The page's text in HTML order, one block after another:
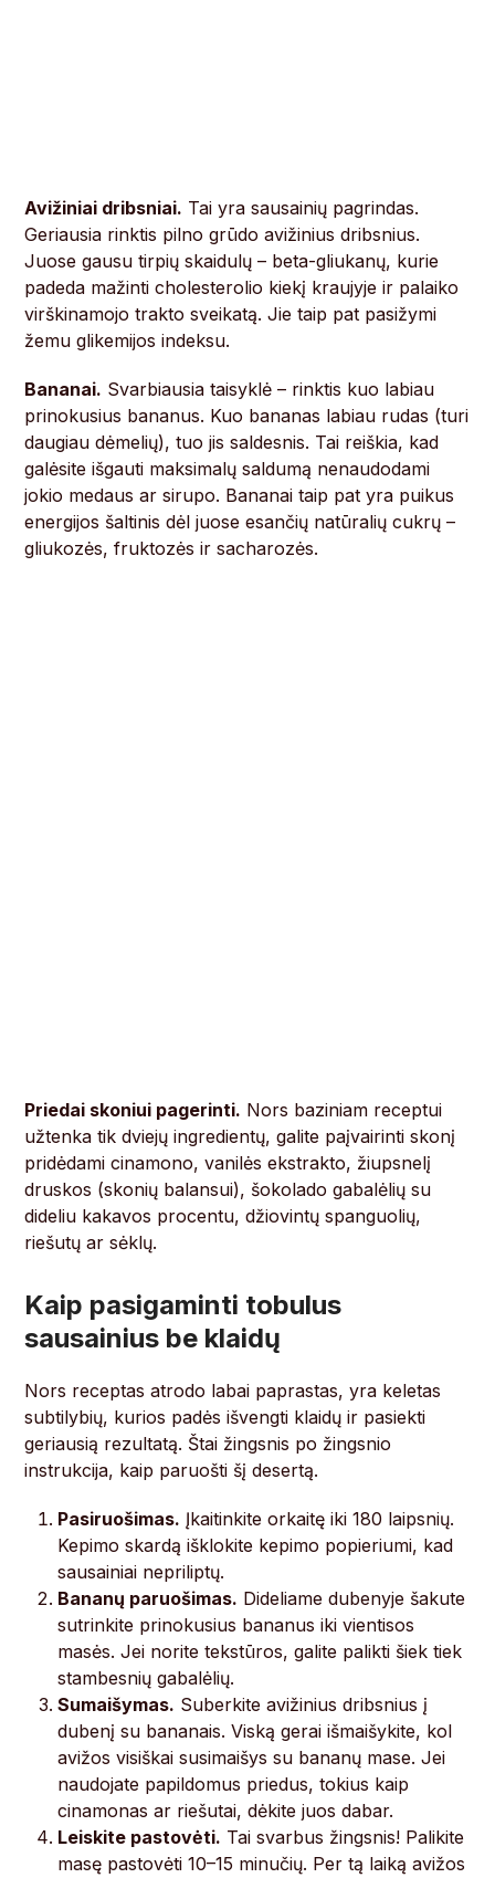
Avižiniai dribsniai. Tai yra sausainių pagrindas.
Geriausia rinktis pilno grūdo avižinius dribsnius.
Juose gausu tirpių skaidulų – beta-gliukanų, kurie
padeda mažinti cholesterolio kiekį kraujyje ir palaiko
virškinamojo trakto sveikatą. Jie taip pat pasižymi
žemu glikemijos indeksu.
Bananai. Svarbiausia taisyklė – rinktis kuo labiau
prinokusius bananus. Kuo bananas labiau rudas (turi
daugiau dėmelių), tuo jis saldesnis. Tai reiškia, kad
galėsite išgauti maksimalų saldumą nenaudodami
jokio medaus ar sirupo. Bananai taip pat yra puikus
energijos šaltinis dėl juose esančių natūralių cukrų –
gliukozės, fruktozės ir sacharozės.
Priedai skoniui pagerinti. Nors baziniam receptui
užtenka tik dviejų ingredientų, galite paįvairinti skonį
pridėdami cinamono, vanilės ekstrakto, žiupsnelį
druskos (skonių balansui), šokolado gabalėlių su
dideliu kakavos procentu, džiovintų spanguolių,
riešutų ar sėklų.
Kaip pasigaminti tobulus
sausainius be klaidų
Nors receptas atrodo labai paprastas, yra keletas
subtilybių, kurios padės išvengti klaidų ir pasiekti
geriausią rezultatą. Štai žingsnis po žingsnio
instrukcija, kaip paruošti šį desertą.
Pasiruošimas. Įkaitinkite orkaitę iki 180 laipsnių.
Kepimo skardą išklokite kepimo popieriumi, kad
sausainiai nepriliptų.
Bananų paruošimas. Dideliame dubenyje šakute
sutrinkite prinokusius bananus iki vientisos
masės. Jei norite tekstūros, galite palikti šiek tiek
stambesnių gabalėlių.
Sumaišymas. Suberkite avižinius dribsnius į
dubenį su bananais. Viską gerai išmaišykite, kol
avižos visiškai susimaišys su bananų mase. Jei
naudojate papildomus priedus, tokius kaip
cinamonas ar riešutai, dėkite juos dabar.
Leiskite pastovėti. Tai svarbus žingsnis! Palikite
masę pastovėti 10–15 minučių. Per tą laiką avižos